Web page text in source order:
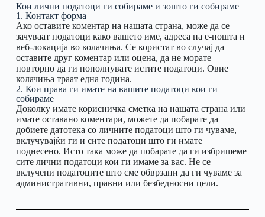
Кои лични податоци ги собираме и зошто ги собираме
1. Контакт форма
Ако оставите коментар на нашата страна, може да се
зачуваат податоци како вашето име, адреса на е-пошта и
веб-локација во колачиња. Се користат во случај да
оставите друг коментар или оцена, да не морате
повторно да ги пополнувате истите податоци. Овие
колачиња траат една година.
2. Кои права ги имате на вашите податоци кои ги
собираме
Доколку имате корисничка сметка на нашата страна или
имате оставано коментари, можете да побарате да
добиете датотека со личните податоци што ги чуваме,
вклучувајќи ги и сите податоци што ги имате
поднесено. Исто така може да побарате да ги избришеме
сите лични податоци кои ги имаме за вас. Не се
вклучени податоците што сме обврзани да ги чуваме за
административни, правни или безбедносни цели.